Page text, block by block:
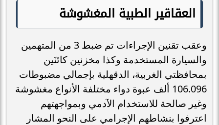
العقاقير الطبية المغشوشة
وعقب تقنين الإجراءات تم ضبط 3 من المتهمين
والسيارة المستخدمة وكذا مخزنين كائنَين
بمحافظتي الغربية، الدقهلية بإجمالي مضبوطات
106.096 ألف عبوة دواء مختلفة الأنواع مغشوشة
وغير صالحة للاستخدام الآدمي وبمواجهتهم
اعترفوا بنشاطهم الإجرامي على النحو المشار